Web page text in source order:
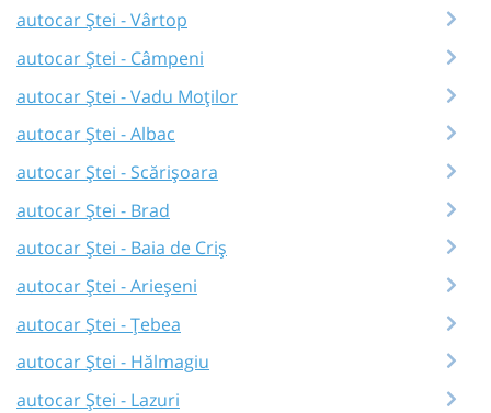
autocar Ștei - Vârtop
autocar Ștei - Câmpeni
autocar Ștei - Vadu Moților
autocar Ștei - Albac
autocar Ștei - Scărișoara
autocar Ștei - Brad
autocar Ștei - Baia de Criș
autocar Ștei - Arieșeni
autocar Ștei - Țebea
autocar Ștei - Hălmagiu
autocar Ștei - Lazuri